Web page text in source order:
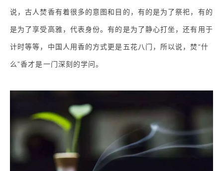
说，古人焚香有着很多的意图和目的，有的是为了祭祀，有的
是为了享受高雅，代表身份。有的是为了静心打坐，还有用于
计时等等，中国人用香的方式更是五花八门，所以说，焚“什
么”香才是一门深刻的学问。